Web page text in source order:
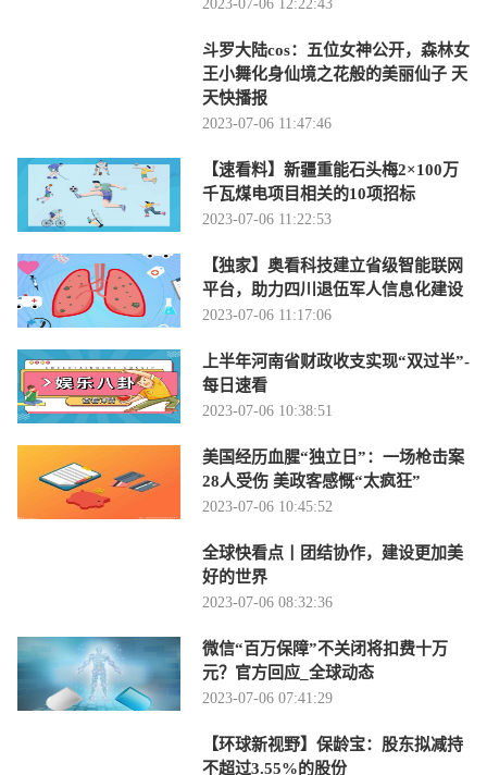
2023-07-06 12:22:43
斗罗大陆cos：五位女神公开，森林女
王小舞化身仙境之花般的美丽仙子 天
天快播报
2023-07-06 11:47:46
【速看料】新疆重能石头梅2×100万
千瓦煤电项目相关的10项招标
2023-07-06 11:22:53
【独家】奥看科技建立省级智能联网
平台，助力四川退伍军人信息化建设
2023-07-06 11:17:06
上半年河南省财政收支实现“双过半”-
每日速看
2023-07-06 10:38:51
美国经历血腥“独立日”：一场枪击案
28人受伤 美政客感慨“太疯狂”
2023-07-06 10:45:52
全球快看点丨团结协作，建设更加美
好的世界
2023-07-06 08:32:36
微信“百万保障”不关闭将扣费十万
元？官方回应_全球动态
2023-07-06 07:41:29
【环球新视野】保龄宝：股东拟减持
不超过3.55%的股份